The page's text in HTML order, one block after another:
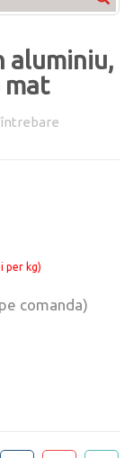
aluminiu,
mat
întrebare
per kg)
comanda)